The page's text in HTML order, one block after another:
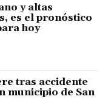
y altas
es el pronóstico
hoy
tras accidente
municipio de San